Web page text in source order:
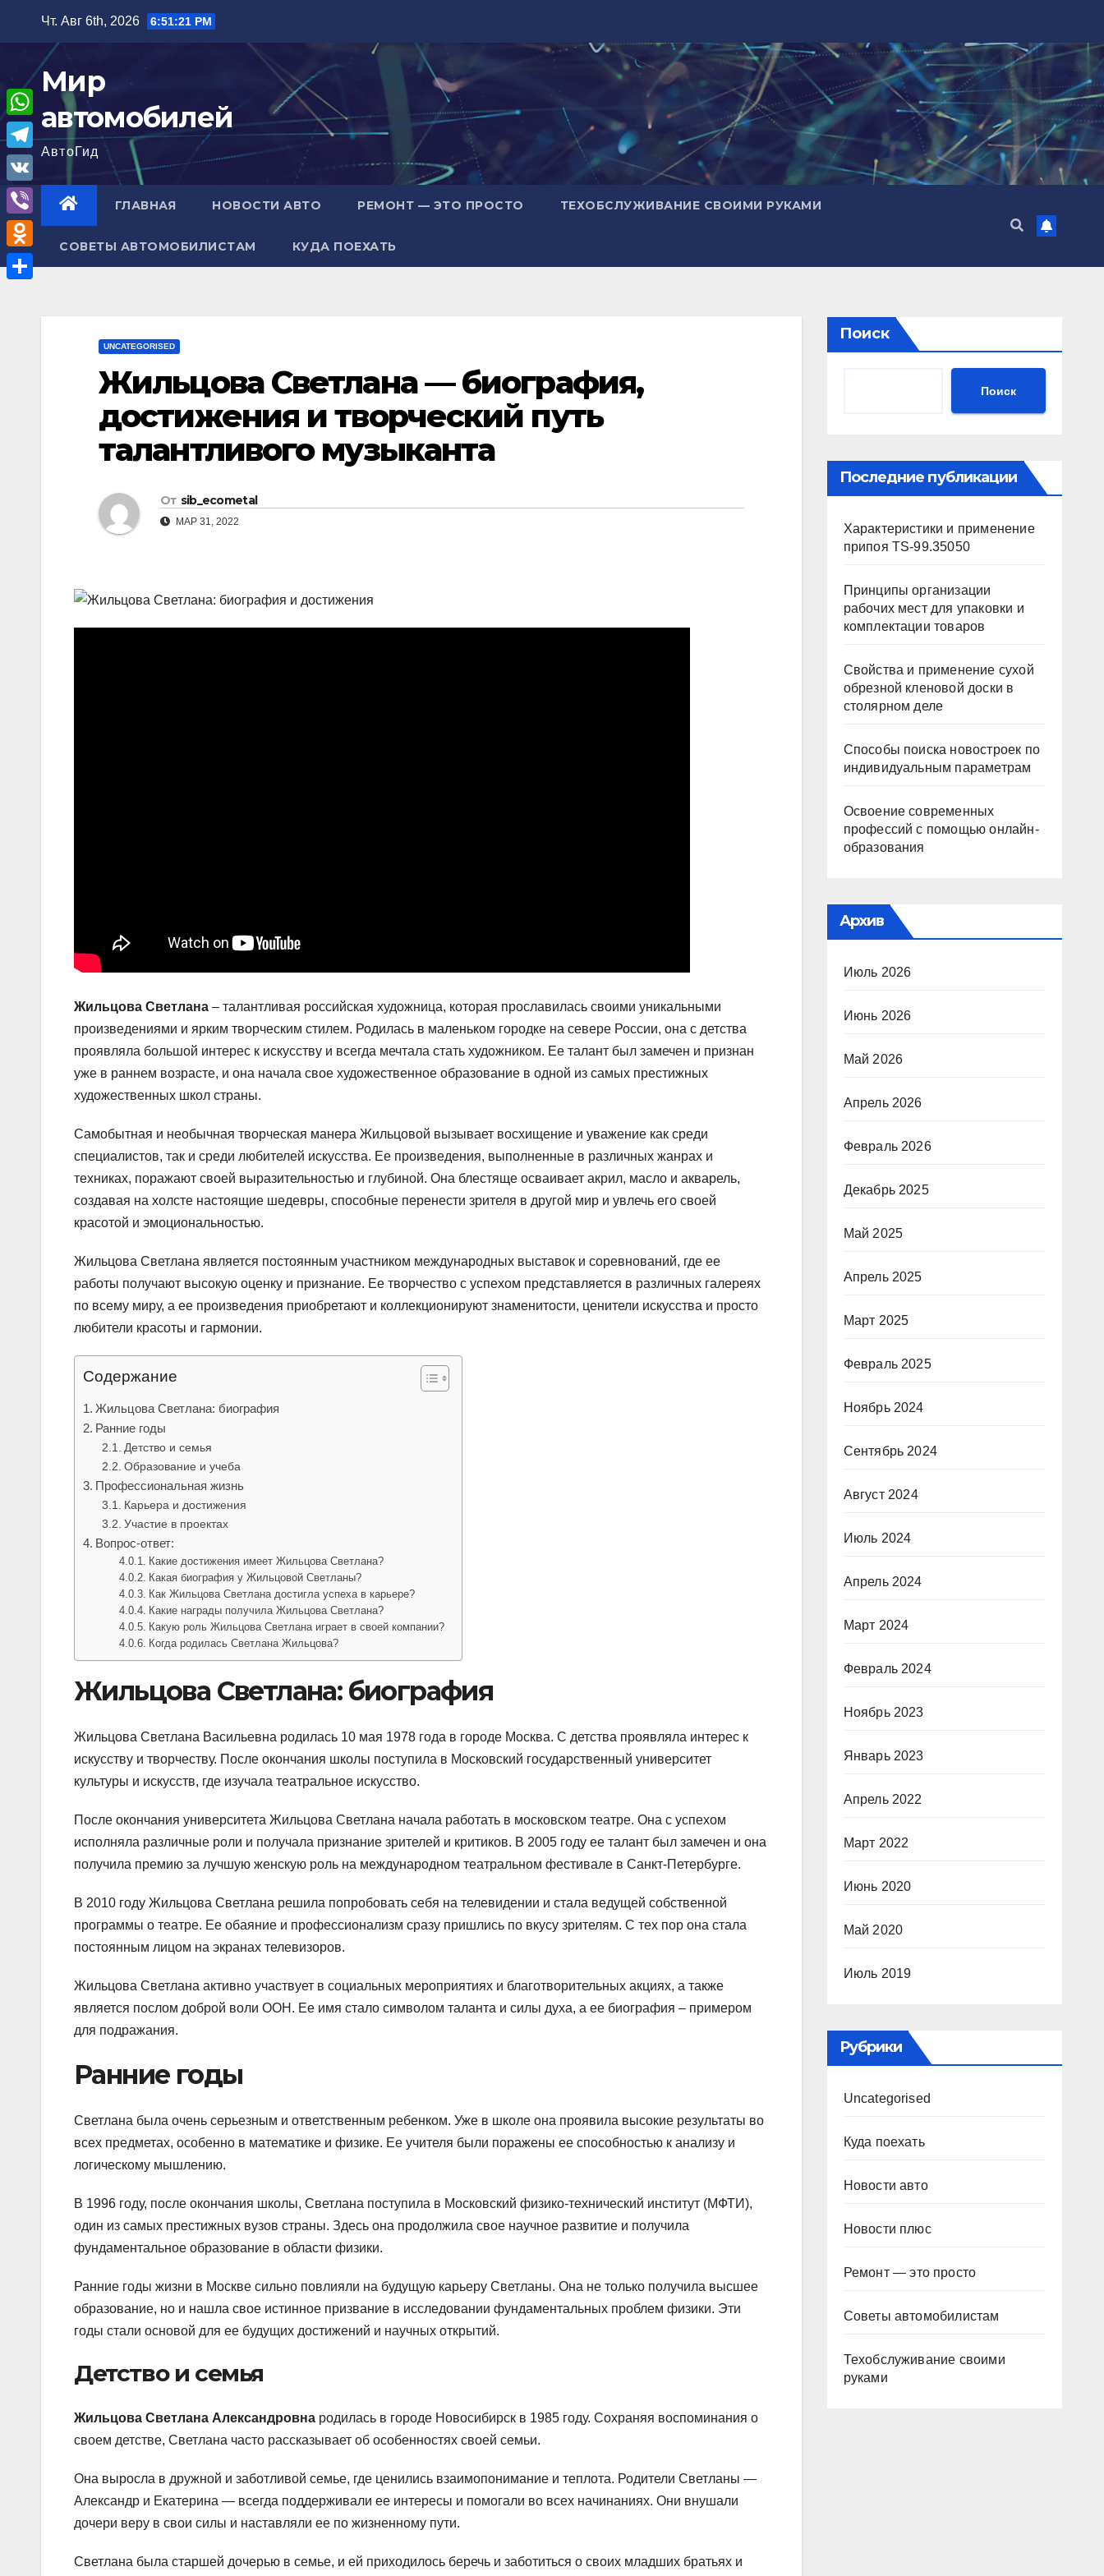
содержимому
Чт. Авг 6th, 2026 6:51:22 PM
Мир
автомобилей
АвтоГид
ГЛАВНАЯ НОВОСТИ АВТО РЕМОНТ — ЭТО ПРОСТО ТЕХОБСЛУЖИВАНИЕ СВОИМИ РУКАМИ
СОВЕТЫ АВТОМОБИЛИСТАМ КУДА ПОЕХАТЬ
UNCATEGORISED
Жильцова Светлана — биография,
достижения и творческий путь
талантливого музыканта
От sib_ecometal
МАР 31, 2022
Жильцова Светлана – талантливая российская художница, которая прославилась своими уникальными
произведениями и ярким творческим стилем. Родилась в маленьком городке на севере России, она с детства
проявляла большой интерес к искусству и всегда мечтала стать художником. Ее талант был замечен и признан
уже в раннем возрасте, и она начала свое художественное образование в одной из самых престижных
художественных школ страны.
Самобытная и необычная творческая манера Жильцовой вызывает восхищение и уважение как среди
специалистов, так и среди любителей искусства. Ее произведения, выполненные в различных жанрах и
техниках, поражают своей выразительностью и глубиной. Она блестяще осваивает акрил, масло и акварель,
создавая на холсте настоящие шедевры, способные перенести зрителя в другой мир и увлечь его своей
красотой и эмоциональностью.
Жильцова Светлана является постоянным участником международных выставок и соревнований, где ее
работы получают высокую оценку и признание. Ее творчество с успехом представляется в различных галереях
по всему миру, а ее произведения приобретают и коллекционируют знаменитости, ценители искусства и просто
любители красоты и гармонии.
Содержание
Жильцова Светлана: биография
Ранние годы
Детство и семья
Образование и учеба
Профессиональная жизнь
Карьера и достижения
Участие в проектах
Вопрос-ответ:
Какие достижения имеет Жильцова Светлана?
Какая биография у Жильцовой Светланы?
Как Жильцова Светлана достигла успеха в карьере?
Какие награды получила Жильцова Светлана?
Какую роль Жильцова Светлана играет в своей компании?
Когда родилась Светлана Жильцова?
Жильцова Светлана: биография
Жильцова Светлана Васильевна родилась 10 мая 1978 года в городе Москва. С детства проявляла интерес к
искусству и творчеству. После окончания школы поступила в Московский государственный университет
культуры и искусств, где изучала театральное искусство.
После окончания университета Жильцова Светлана начала работать в московском театре. Она с успехом
исполняла различные роли и получала признание зрителей и критиков. В 2005 году ее талант был замечен и она
получила премию за лучшую женскую роль на международном театральном фестивале в Санкт-Петербурге.
В 2010 году Жильцова Светлана решила попробовать себя на телевидении и стала ведущей собственной
программы о театре. Ее обаяние и профессионализм сразу пришлись по вкусу зрителям. С тех пор она стала
постоянным лицом на экранах телевизоров.
Жильцова Светлана активно участвует в социальных мероприятиях и благотворительных акциях, а также
является послом доброй воли ООН. Ее имя стало символом таланта и силы духа, а ее биография – примером
для подражания.
Ранние годы
Светлана была очень серьезным и ответственным ребенком. Уже в школе она проявила высокие результаты во
всех предметах, особенно в математике и физике. Ее учителя были поражены ее способностью к анализу и
логическому мышлению.
В 1996 году, после окончания школы, Светлана поступила в Московский физико-технический институт (МФТИ),
один из самых престижных вузов страны. Здесь она продолжила свое научное развитие и получила
фундаментальное образование в области физики.
Ранние годы жизни в Москве сильно повлияли на будущую карьеру Светланы. Она не только получила высшее
образование, но и нашла свое истинное призвание в исследовании фундаментальных проблем физики. Эти
годы стали основой для ее будущих достижений и научных открытий.
Детство и семья
Жильцова Светлана Александровна родилась в городе Новосибирск в 1985 году. Сохраняя воспоминания о
своем детстве, Светлана часто рассказывает об особенностях своей семьи.
Она выросла в дружной и заботливой семье, где ценились взаимопонимание и теплота. Родители Светланы —
Александр и Екатерина — всегда поддерживали ее интересы и помогали во всех начинаниях. Они внушали
дочери веру в свои силы и наставляли ее по жизненному пути.
Светлана была старшей дочерью в семье, и ей приходилось беречь и заботиться о своих младших братьях и
Поиск
Поиск
Последние публикации
Характеристики и применение
припоя TS-99.35050
Принципы организации
рабочих мест для упаковки и
комплектации товаров
Свойства и применение сухой
обрезной кленовой доски в
столярном деле
Способы поиска новостроек по
индивидуальным параметрам
Освоение современных
профессий с помощью онлайн-
образования
Архив
Июль 2026
Июнь 2026
Май 2026
Апрель 2026
Февраль 2026
Декабрь 2025
Май 2025
Апрель 2025
Март 2025
Февраль 2025
Ноябрь 2024
Сентябрь 2024
Август 2024
Июль 2024
Апрель 2024
Март 2024
Февраль 2024
Ноябрь 2023
Январь 2023
Апрель 2022
Март 2022
Июнь 2020
Май 2020
Июль 2019
Рубрики
Uncategorised
Куда поехать
Новости авто
Новости плюс
Ремонт — это просто
Советы автомобилистам
Техобслуживание своими
руками
W
h
a
A
T
e
l
e
g
V
K
V
i
b
O